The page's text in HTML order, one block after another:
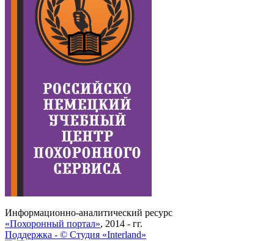
Информационно-аналитический ресурс
«Похоронный портал», 2014 - гг.
Поддержка - © Cтудия «Interland»